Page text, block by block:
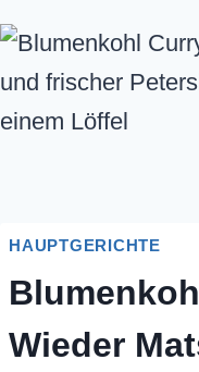
HAUPTGERICHTE
Wieder